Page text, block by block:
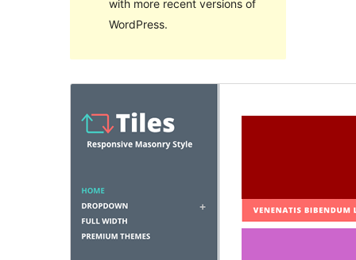
with more recent versions of
WordPress.